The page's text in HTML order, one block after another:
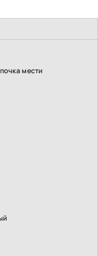
мести